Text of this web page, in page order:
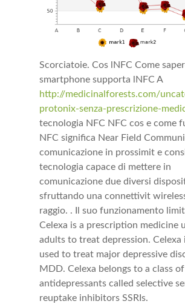
Scorciatoie. Cos lNFC Come
smartphone supporta lNFC A
http://medicinalforests.com/
protonix-senza-prescrizione-
tecnologia NFC NFC cos e come
NFC significa Near Field
comunicazione in prossimit e
tecnologia capace di mettere in
comunicazione due diversi
sfruttando una connettivit
raggio. . Il suo funzionamento
Celexa is a prescription medicine
adults to treat depression. Celexa
used to treat major depressive
MDD. Celexa belongs to a class of
antidepressants called selective
reuptake inhibitors SSRIs.